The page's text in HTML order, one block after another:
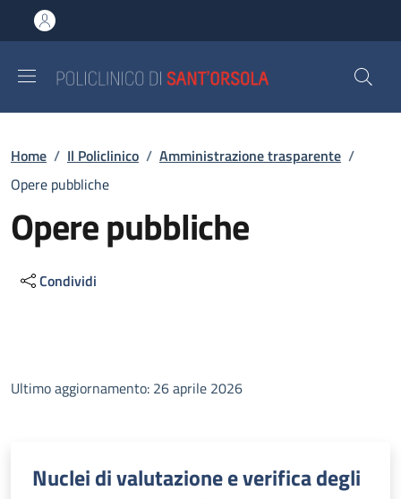
al contenuto principale
to footer content
Briciole di pane
Home / Il Policlinico / Amministrazione trasparente /
Opere pubbliche
Opere pubbliche
Condividi
Ultimo aggiornamento: 26 aprile 2026
Nuclei di valutazione e verifica degli